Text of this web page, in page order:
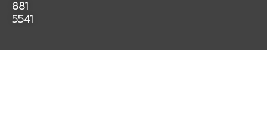
881
5541